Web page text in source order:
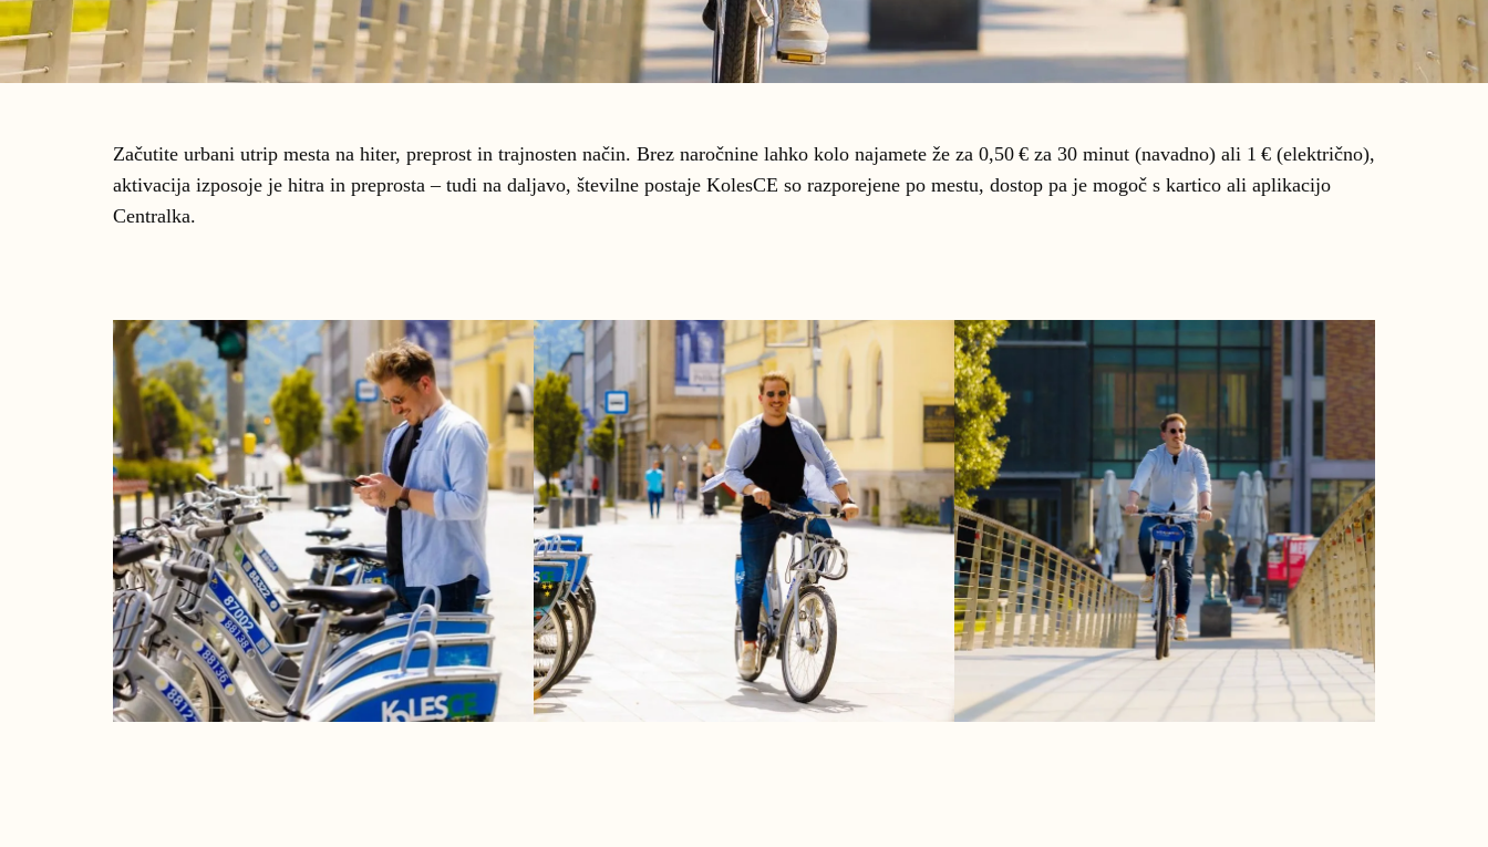
Začutite urbani utrip mesta na hiter, preprost in trajnosten način. Brez naročnine lahko kolo najamete že za 0,50 € za 30 minut (navadno) ali 1 € (električno),
aktivacija izposoje je hitra in preprosta ‒ tudi na daljavo, številne postaje KolesCE so razporejene po mestu, dostop pa je mogoč s kartico ali aplikacijo
Centralka.